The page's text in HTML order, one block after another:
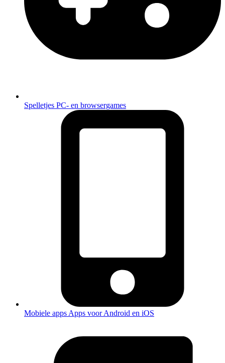
Spelletjes PC- en browsergames
Mobiele apps Apps voor Android en iOS